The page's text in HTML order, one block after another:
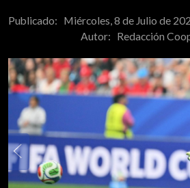
Publicado: Miércoles, 8 de Julio de
Autor: Redacción